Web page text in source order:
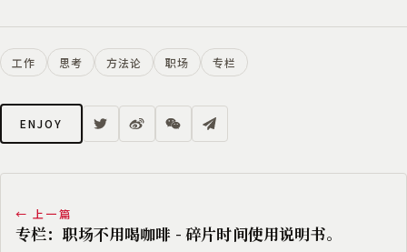
工作 思考 方法论 职场 专栏
ENJOY
← 上一篇
专栏：职场不用喝咖啡 - 碎片时间使用说明书。